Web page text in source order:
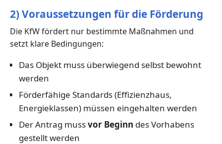
2) Voraussetzungen für die Förderung
Die KfW fördert nur bestimmte Maßnahmen und
setzt klare Bedingungen:
Das Objekt muss überwiegend selbst bewohnt
werden
Förderfähige Standards (Effizienzhaus,
Energieklassen) müssen eingehalten werden
Der Antrag mussvor Beginn des Vorhabens
gestellt werden